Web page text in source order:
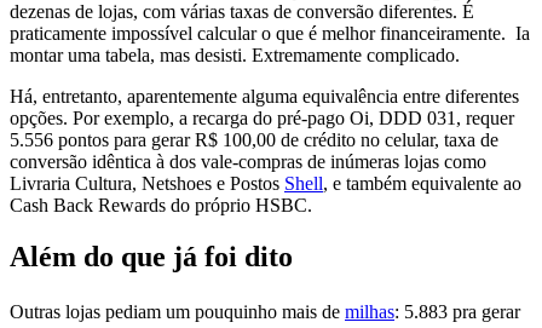
dezenas de lojas, com várias taxas de conversão diferentes. É
praticamente impossível calcular o que é melhor financeiramente. Ia
montar uma tabela, mas desisti. Extremamente complicado.
Há, entretanto, aparentemente alguma equivalência entre diferentes
opções. Por exemplo, a recarga do pré-pago Oi, DDD 031, requer
5.556 pontos para gerar R$ 100,00 de crédito no celular, taxa de
conversão idêntica à dos vale-compras de inúmeras lojas como
Livraria Cultura, Netshoes e Postos Shell, e também equivalente ao
Cash Back Rewards do próprio HSBC.
Além do que já foi dito
Outras lojas pediam um pouquinho mais de milhas: 5.883 pra gerar